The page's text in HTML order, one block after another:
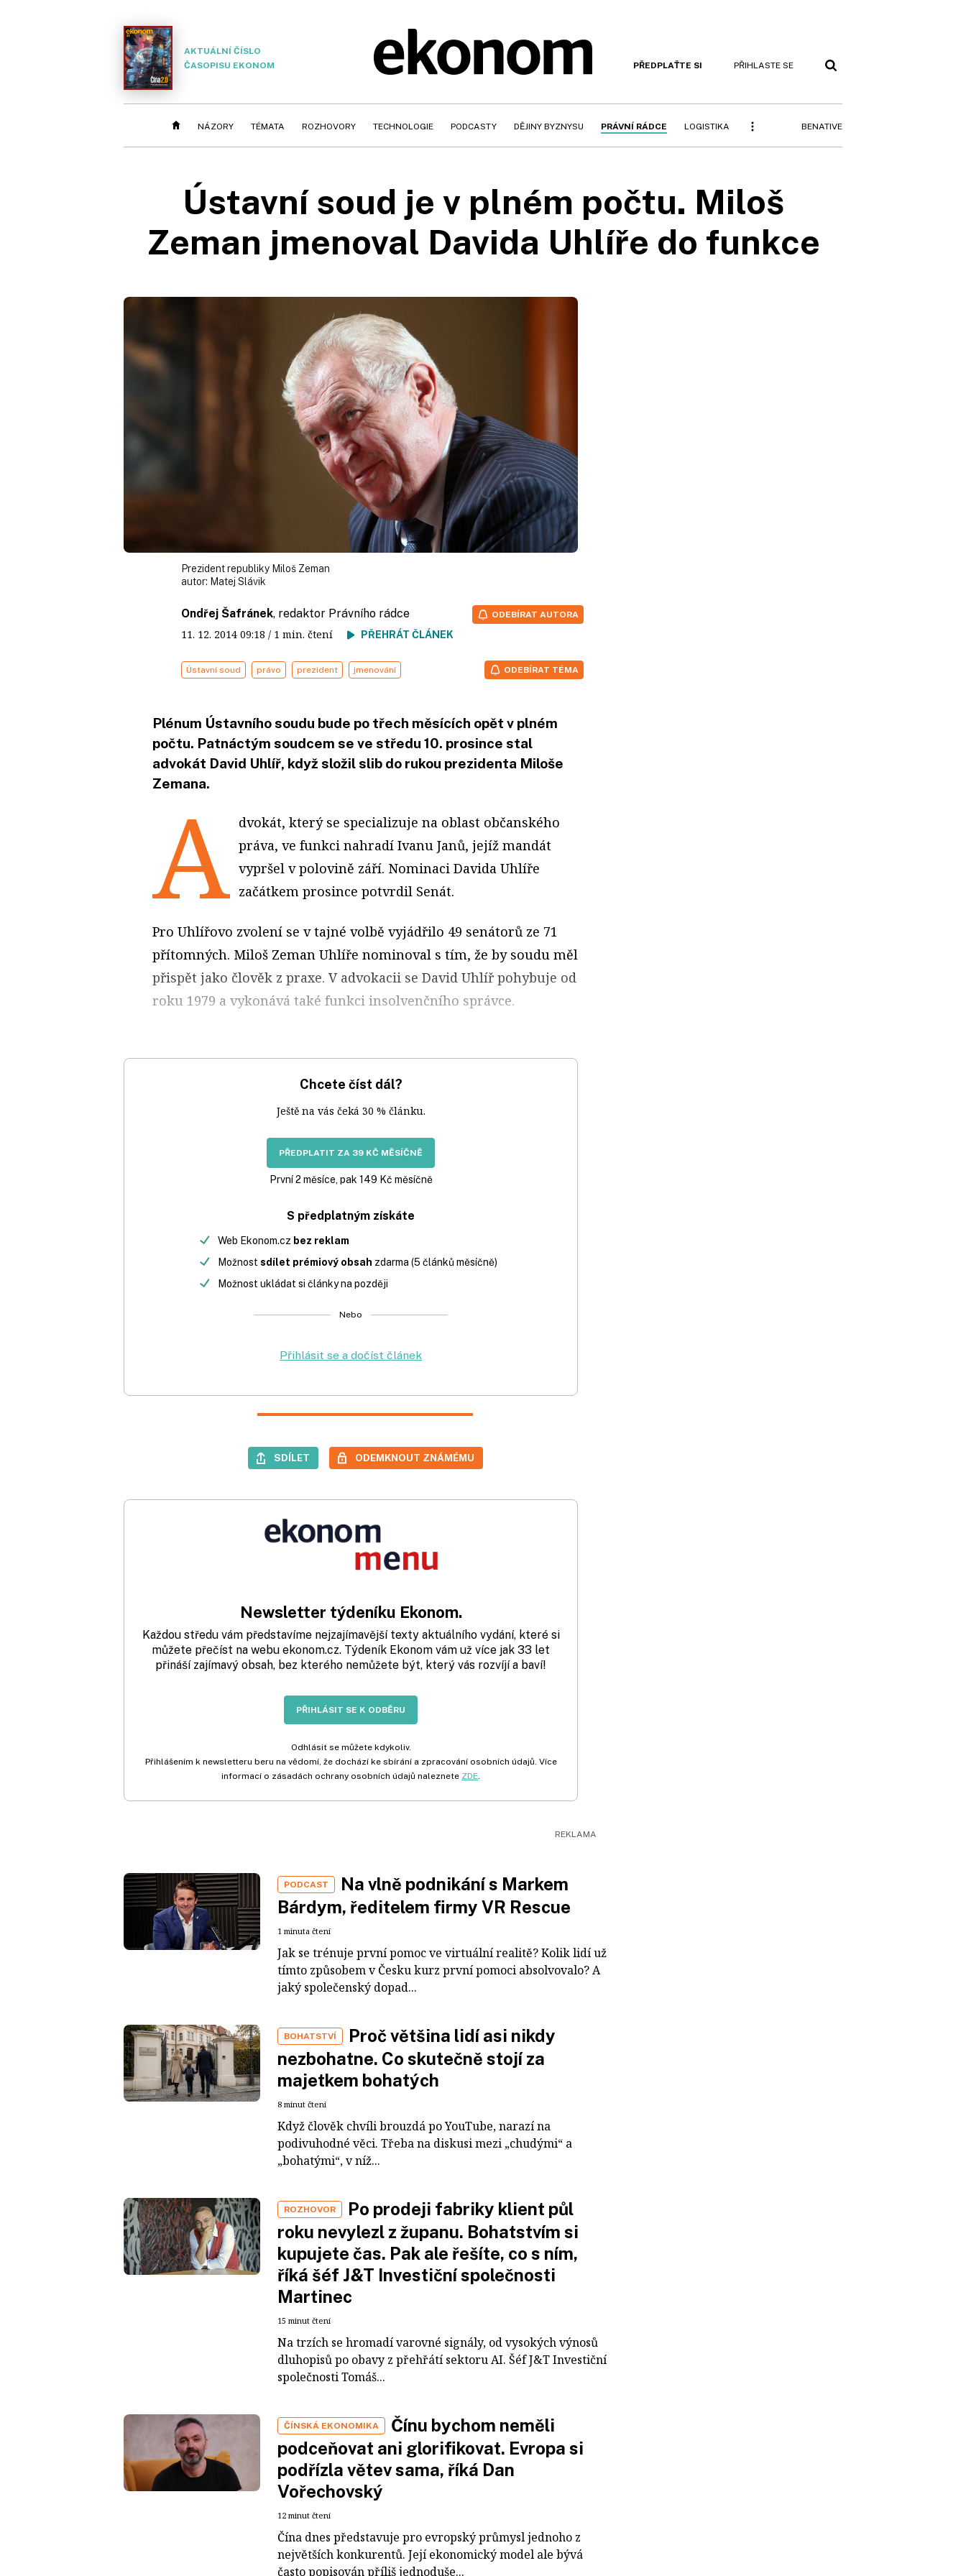
AKTUÁLNÍ ČÍSLO
ČASOPISU EKONOM
PŘEDPLAŤTE SI PŘIHLASTE SE
NÁZORY TÉMATA ROZHOVORY TECHNOLOGIE PODCASTY DĚJINY BYZNYSU PRÁVNÍ RÁDCE LOGISTIKA BENATIVE
Ústavní soud je v plném počtu. Miloš
Zeman jmenoval Davida Uhlíře do funkce
Prezident republiky Miloš Zeman
autor: Matej Slávik
Ondřej Šafránek, redaktor Právního rádce
11. 12. 2014 09:18 / 1 min. čtení PŘEHRÁT ČLÁNEK
ODEBÍRAT AUTORA
Ústavní soud právo prezident jmenování ODEBÍRAT TÉMA
Plénum Ústavního soudu bude po třech měsících opět v plném
počtu. Patnáctým soudcem se ve středu 10. prosince stal
advokát David Uhlíř, když složil slib do rukou prezidenta Miloše
Zemana.
A dvokát, který se specializuje na oblast občanského
práva, ve funkci nahradí Ivanu Janů, jejíž mandát
vypršel v polovině září. Nominaci Davida Uhlíře
začátkem prosince potvrdil Senát.
Pro Uhlířovo zvolení se v tajné volbě vyjádřilo 49 senátorů ze 71
přítomných. Miloš Zeman Uhlíře nominoval s tím, že by soudu měl
přispět jako člověk z praxe. V advokacii se David Uhlíř pohybuje od
roku 1979 a vykonává také funkci insolvenčního správce.
Chcete číst dál?
Ještě na vás čeká 30 % článku.
PŘEDPLATIT ZA 39 KČ MĚSÍČNĚ
První 2 měsíce, pak 149 Kč měsíčně
S předplatným získáte
Web Ekonom.cz bez reklam
Možnost sdílet prémiový obsah zdarma (5 článků měsíčně)
Možnost ukládat si články na později
Nebo
Přihlásit se a dočíst článek
SDÍLET ODEMKNOUT ZNÁMÉMU
Newsletter týdeníku Ekonom.
Každou středu vám představíme nejzajímavější texty aktuálního vydání, které si
můžete přečíst na webu ekonom.cz. Týdeník Ekonom vám už více jak 33 let
přináší zajímavý obsah, bez kterého nemůžete být, který vás rozvíjí a baví!
PŘIHLÁSIT SE K ODBĚRU
Odhlásit se můžete kdykoliv.
Přihlášením k newsletteru beru na vědomí, že dochází ke sbírání a zpracování osobních údajů. Více
informací o zásadách ochrany osobních údajů naleznete ZDE
PODCAST
Na vlně podnikání s Markem
Bárdym, ředitelem firmy VR Rescue
1 minuta čtení
Jak se trénuje první pomoc ve virtuální realitě? Kolik lidí už
tímto způsobem v Česku kurz první pomoci absolvovalo? A
jaký společenský dopad...
BOHATSTVÍ
Proč většina lidí asi nikdy
nezbohatne. Co skutečně stojí za
majetkem bohatých
8 minut čtení
Když člověk chvíli brouzdá po YouTube, narazí na
podivuhodné věci. Třeba na diskusi mezi „chudými“ a
„bohatými“, v níž...
ROZHOVOR
Po prodeji fabriky klient půl
roku nevylezl z županu. Bohatstvím si
kupujete čas. Pak ale řešíte, co s ním,
říká šéf J&T Investiční společnosti
Martinec
15 minut čtení
Na trzích se hromadí varovné signály, od vysokých výnosů
dluhopisů po obavy z přehřátí sektoru AI. Šéf J&T Investiční
společnosti Tomáš...
ČÍNSKÁ EKONOMIKA
Čínu bychom neměli
podceňovat ani glorifikovat. Evropa si
podřízla větev sama, říká Dan
Vořechovský
12 minut čtení
Čína dnes představuje pro evropský průmysl jednoho z
největších konkurentů. Její ekonomický model ale bývá
často popisován příliš jednoduše...